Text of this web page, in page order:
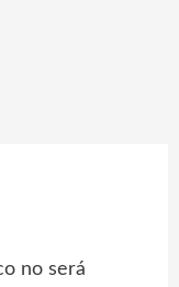
no será